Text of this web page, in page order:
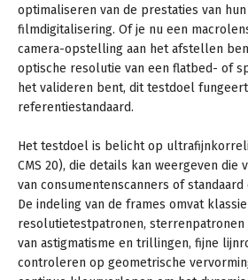
optimaliseren van de prestaties van
filmdigitalisering. Of je nu een
camera-opstelling aan het afstellen
optische resolutie van een flatbed- of
het valideren bent, dit testdoel
referentiestandaard.
Het testdoel is belicht op
CMS 20), die details kan weergeven
van consumentenscanners of
De indeling van de frames omvat
resolutietestpatronen,
van astigmatisme en trillingen, fijne
controleren op geometrische